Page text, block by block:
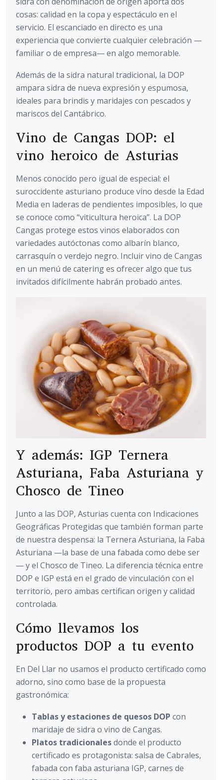
cosas: calidad en la copa y espectáculo en el
servicio. El escanciado en directo es una
experiencia que convierte cualquier celebración —
familiar o de empresa— en algo memorable.
Además de la sidra natural tradicional, la DOP
ampara sidra de nueva expresión y espumosa,
ideales para brindis y maridajes con pescados y
mariscos del Cantábrico.
Vino de Cangas DOP: el
vino heroico de Asturias
Menos conocido pero igual de especial: el
suroccidente asturiano produce vino desde la Edad
Media en laderas de pendientes imposibles, lo que
se conoce como “viticultura heroica”. La DOP
Cangas protege estos vinos elaborados con
variedades autóctonas como albarín blanco,
carrasquín o verdejo negro. Incluir vino de Cangas
en un menú de catering es ofrecer algo que tus
invitados difícilmente habrán probado antes.
Y además: IGP Ternera
Asturiana, Faba Asturiana y
Chosco de Tineo
Junto a las DOP, Asturias cuenta con Indicaciones
Geográficas Protegidas que también forman parte
de nuestra despensa: la Ternera Asturiana, la Faba
Asturiana —la base de una fabada como debe ser
— y el Chosco de Tineo. La diferencia técnica entre
DOP e IGP está en el grado de vinculación con el
territorio, pero ambas certifican origen y calidad
controlada.
Cómo llevamos los
productos DOP a tu evento
En Del Llar no usamos el producto certificado como
adorno, sino como base de la propuesta
gastronómica:
Tablas y estaciones de quesos DOP con
maridaje de sidra o vino de Cangas.
Platos tradicionalesdonde el producto
certificado es protagonista: salsa de Cabrales,
fabada con faba asturiana IGP, carnes de